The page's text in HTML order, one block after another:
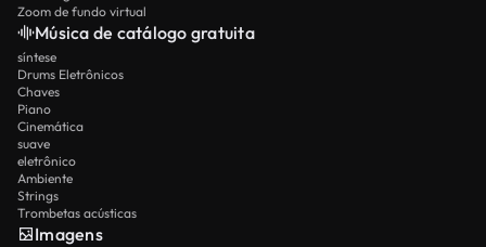
Zoom de fundo virtual
Música de catálogo gratuita
síntese
Drums Eletrônicos
Chaves
Piano
Cinemática
suave
eletrônico
Ambiente
Strings
Trombetas acústicas
Imagens